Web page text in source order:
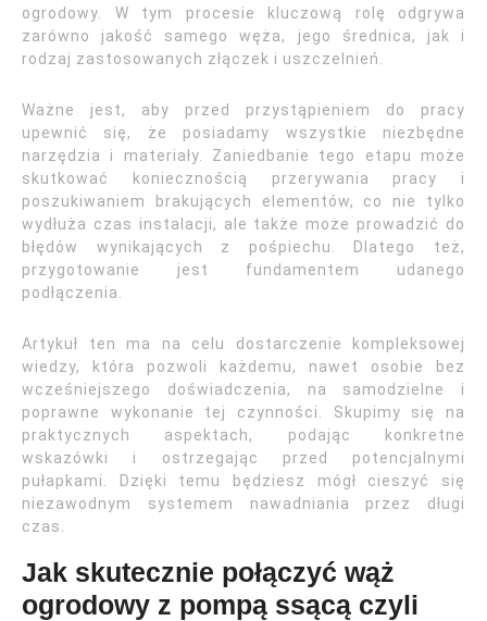
ogrodowy. W tym procesie kluczową rolę odgrywa
zarówno jakość samego węża, jego średnica, jak i
rodzaj zastosowanych złączek i uszczelnień.
Ważne jest, aby przed przystąpieniem do pracy
upewnić się, że posiadamy wszystkie niezbędne
narzędzia i materiały. Zaniedbanie tego etapu może
skutkować koniecznością przerywania pracy i
poszukiwaniem brakujących elementów, co nie tylko
wydłuża czas instalacji, ale także może prowadzić do
błędów wynikających z pośpiechu. Dlatego też,
przygotowanie jest fundamentem udanego
podłączenia.
Artykuł ten ma na celu dostarczenie kompleksowej
wiedzy, która pozwoli każdemu, nawet osobie bez
wcześniejszego doświadczenia, na samodzielne i
poprawne wykonanie tej czynności. Skupimy się na
praktycznych aspektach, podając konkretne
wskazówki i ostrzegając przed potencjalnymi
pułapkami. Dzięki temu będziesz mógł cieszyć się
niezawodnym systemem nawadniania przez długi
czas.
Jak skutecznie połączyć wąż
ogrodowy z pompą ssącą czyli